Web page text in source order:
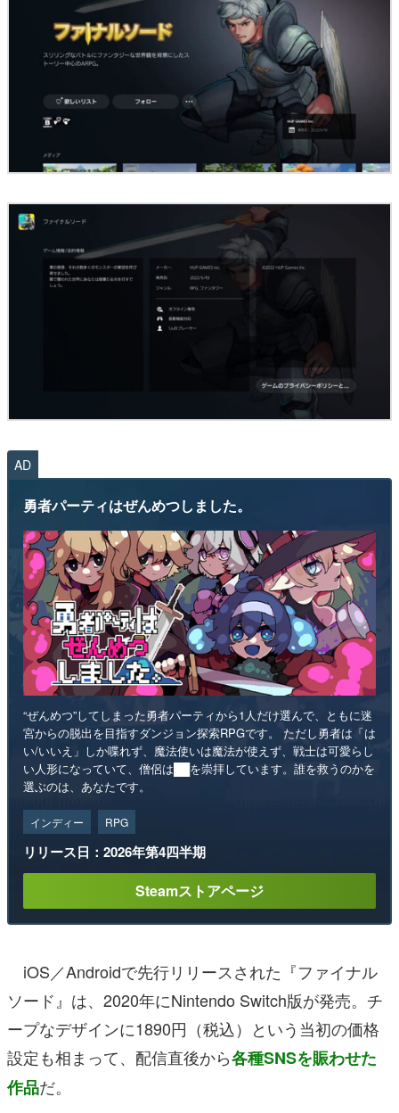
AD
勇者パーティはぜんめつしました。
“ぜんめつ”してしまった勇者パーティから1人だけ選んで、ともに迷
宮からの脱出を目指すダンジョン探索RPGです。 ただし勇者は「は
い/いいえ」しか喋れず、魔法使いは魔法が使えず、戦士は可愛らし
い人形になっていて、僧侶は██を崇拝しています。誰を救うのかを
選ぶのは、あなたです。
インディー RPG
リリース日：2026年第4四半期
Steamストアページ
iOS／Androidで先行リリースされた『ファイナル
ソード』は、2020年にNintendo Switch版が発売。チ
ープなデザインに1890円（税込）という当初の価格
設定も相まって、配信直後から各種SNSを賑わせた
作品だ。